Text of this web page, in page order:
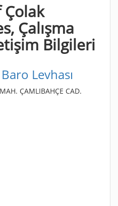
Çolak
Çalışma
Bilgileri
Levhası
ÇAMLIBAHÇE CAD.